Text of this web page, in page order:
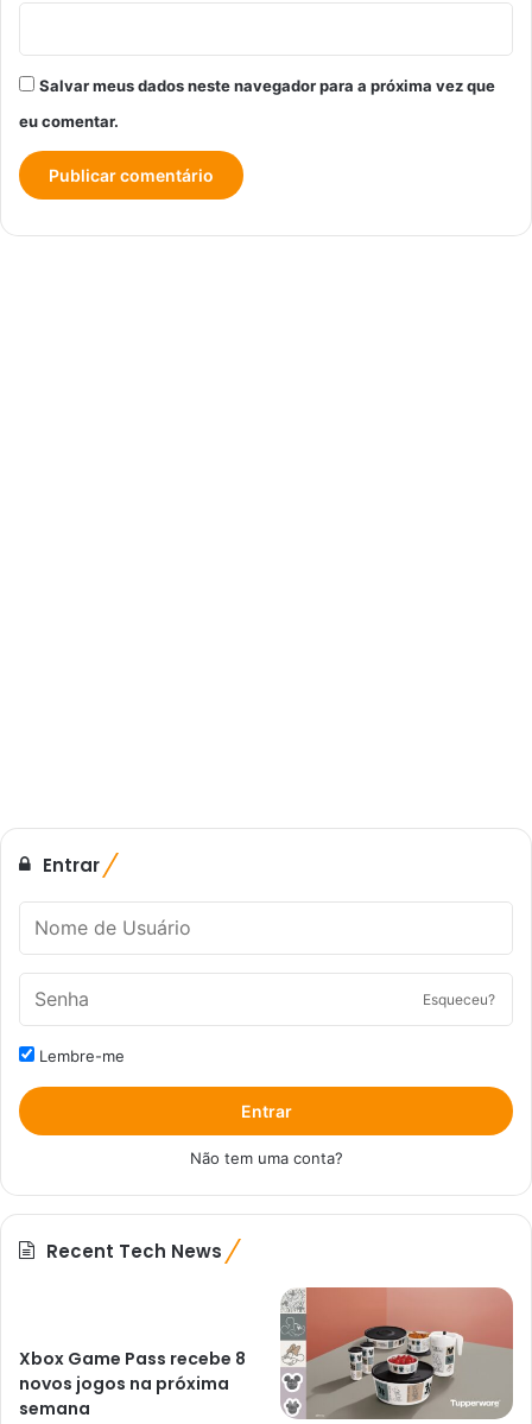
Salvar meus dados neste navegador para a próxima vez que
eu comentar.
Entrar
Esqueceu?
Lembre-me
Entrar
Não tem uma conta?
Recent Tech News
Xbox Game Pass recebe 8
novos jogos na próxima
semana